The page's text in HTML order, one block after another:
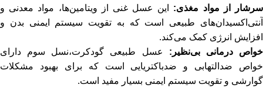
سرشار از مواد مغذی: این عسل غنی از ویتامین‌ها، مواد معدنی و
آنتی‌اکسیدان‌های طبیعی است که به تقویت سیستم ایمنی بدن و
افزایش انرژی کمک می‌کند.
خواص درمانی بی‌نظیر: عسل طبیعی گودکرت،نسل سوم دارای
خواص ضدالتهابی و ضدباکتریایی است که برای بهبود مشکلات
گوارشی و تقویت سیستم ایمنی بسیار مفید است.